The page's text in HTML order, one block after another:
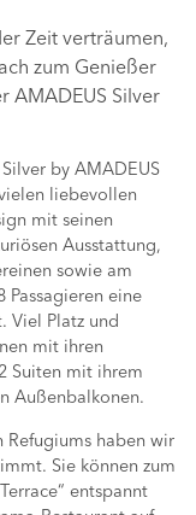
Zeit verträumen,
zum Genießer
AMADEUS Silver
by AMADEUS
liebevollen
mit seinen
Ausstattung,
sowie am
Passagieren eine
Viel Platz und
mit ihren
Suiten mit ihrem
Außenbalkonen.
Refugiums haben wir
Sie können zum
entspannt